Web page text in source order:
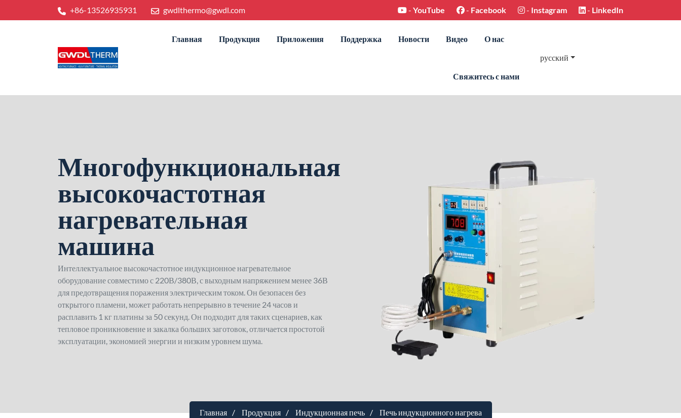
+86-13526935931 gwdlthermo@gwdl.com - YouTube - Facebook - Instagram - LinkedIn
Главная Продукция Приложения Поддержка Новости Видео О нас
Свяжитесь с нами
русский
Многофункциональная
высокочастотная
нагревательная
машина
Интеллектуальное высокочастотное индукционное нагревательное
оборудование совместимо с 220В/380В, с выходным напряжением менее 36В
для предотвращения поражения электрическим током. Он безопасен без
открытого пламени, может работать непрерывно в течение 24 часов и
расплавить 1 кг платины за 50 секунд. Он подходит для таких сценариев, как
тепловое проникновение и закалка больших заготовок, отличается простотой
эксплуатации, экономией энергии и низким уровнем шума.
Главная Продукция Индукционная печь Печь индукционного нагрева